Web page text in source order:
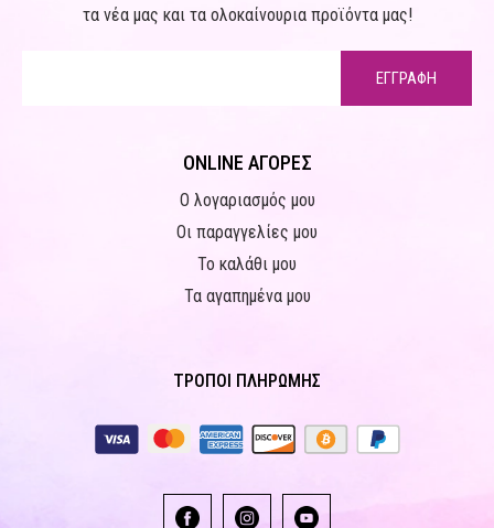
τα νέα μας και τα ολοκαίνουρια προϊόντα μας!
ΕΓΓΡΑΦΗ
ONLINE ΑΓΟΡΕΣ
Ο λογαριασμός μου
Οι παραγγελίες μου
Το καλάθι μου
Τα αγαπημένα μου
ΤΡΟΠΟΙ ΠΛΗΡΩΜΗΣ